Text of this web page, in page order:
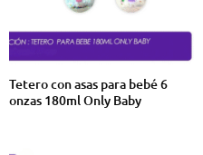
Tetero con asas para bebé 6
onzas 180ml Only Baby